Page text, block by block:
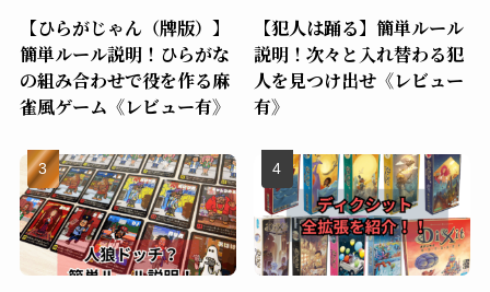
【ひらがじゃん（牌版）】
簡単ルール説明！ひらがな
の組み合わせで役を作る麻
雀風ゲーム《レビュー有》
【犯人は踊る】簡単ルール
説明！次々と入れ替わる犯
人を見つけ出せ《レビュー
有》